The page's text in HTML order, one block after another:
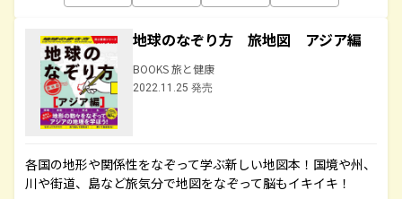
地球のなぞり方 旅地図 アジア編
BOOKS 旅と健康
2022.11.25 発売
各国の地形や関係性をなぞって学ぶ新しい地図本！国境や州、
川や街道、島など旅気分で地図をなぞって脳もイキイキ！